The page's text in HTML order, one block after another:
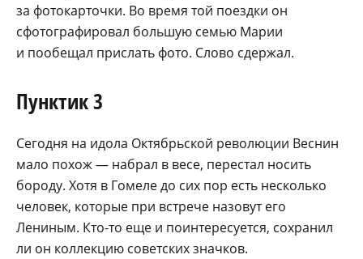
за фотокарточки. Во время той поездки он
сфотографировал большую семью Марии
и пообещал прислать фото. Слово сдержал.
Пунктик 3
Сегодня на идола Октябрьской революции Веснин
мало похож — набрал в весе, перестал носить
бороду. Хотя в Гомеле до сих пор есть несколько
человек, которые при встрече назовут его
Лениным. Кто-то еще и поинтересуется, сохранил
ли он коллекцию советских значков.